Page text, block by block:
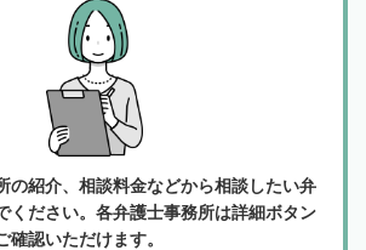
の紹介、相談料金などから相談したい弁
ください。各弁護士事務所は詳細ボタン
認いただけます。